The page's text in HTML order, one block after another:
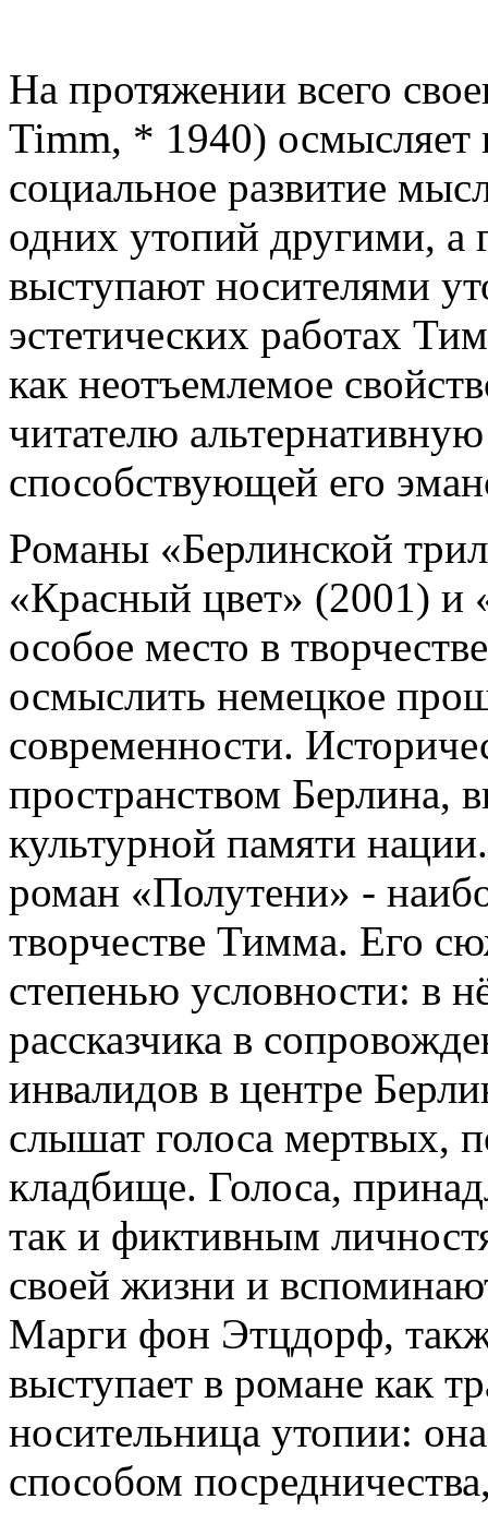
На протяжении всего
Timm, * 1940) осмысляет
социальное развитие
одних утопий другими, а
выступают носителями
эстетических работах
как неотъемлемое
читателю
способствующей его
Романы «Берлинской
«Красный цвет» (2001) и
особое место в
осмыслить немецкое
современности.
пространством Берлина,
культурной памяти
роман «Полутени» -
творчестве Тимма. Его
степенью условности: в
рассказчика в
инвалидов в центре
слышат голоса мертвых,
кладбище. Голоса,
так и фиктивным
своей жизни и
Марги фон Этцдорф,
выступает в романе как
носительница утопии:
способом